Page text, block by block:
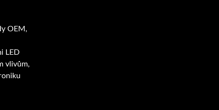
OEM,
LED
vlivům,